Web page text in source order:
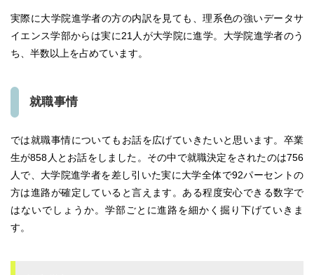
実際に大学院進学者の方の内訳を見ても、理系色の強いデータサ
イエンス学部からは実に21人が大学院に進学。大学院進学者のう
ち、半数以上を占めています。
就職事情
では就職事情についてもお話を広げていきたいと思います。卒業
生が858人とお話をしました。その中で就職決定をされたのは756
人で、大学院進学者を差し引いた実に大学全体で92パーセントの
方は進路が確定していると言えます。ある程度安心できる数字で
はないでしょうか。学部ごとに進路を細かく掘り下げていきま
す。